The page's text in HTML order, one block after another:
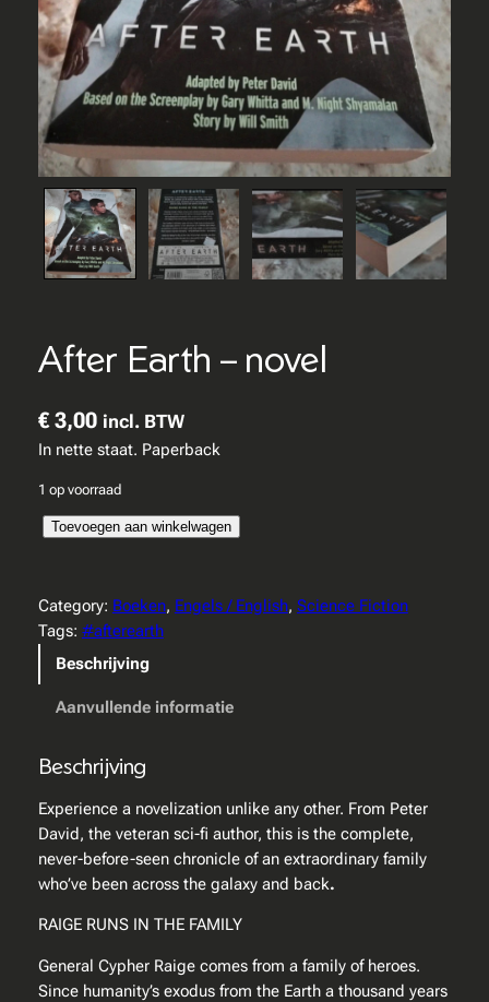
After Earth – novel
€3,00 incl. BTW
In nette staat. Paperback
1 op voorraad
e
r
–
n
o
v
e
a
n
Toevoegen aan winkelwagen
Category: Boeken, Engels / English, Science Fiction
Tags: #afterearth
Beschrijving
Aanvullende informatie
Beschrijving
Experience a novelization unlike any other. From Peter
David, the veteran sci-fi author, this is the complete,
never-before-seen chronicle of an extraordinary family
who’ve been across the galaxy and back.
RAIGE RUNS IN THE FAMILY
General Cypher Raige comes from a family of heroes.
Since humanity’s exodus from the Earth a thousand years